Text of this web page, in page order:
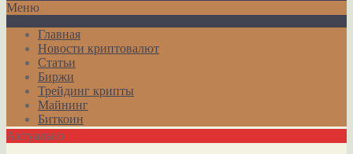
Меню
Главная
Новости криптовалют
Статьи
Биржи
Трейдинг крипты
Майнинг
Биткоин
Актуально